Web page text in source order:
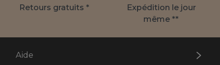
Retours gratuits *
Expédition le jour
même **
Aide